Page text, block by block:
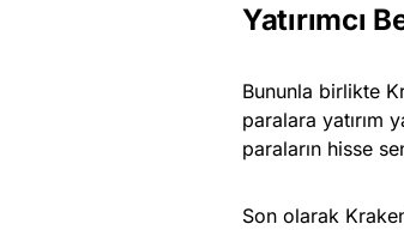
Yatırımcı
Bununla birlikte
paralara yatırım
paraların hisse
Son olarak